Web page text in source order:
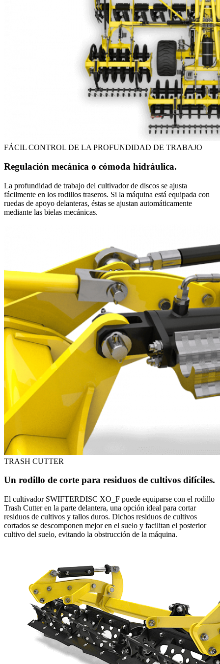
FÁCIL CONTROL DE LA PROFUNDIDAD DE TRABAJO
Regulación mecánica o cómoda hidráulica.
La profundidad de trabajo del cultivador de discos se ajusta
fácilmente en los rodillos traseros. Si la máquina está equipada con
ruedas de apoyo delanteras, éstas se ajustan automáticamente
mediante las bielas mecánicas.
TRASH CUTTER
Un rodillo de corte para residuos de cultivos difíciles.
El cultivador SWIFTERDISC XO_F puede equiparse con el rodillo
Trash Cutter en la parte delantera, una opción ideal para cortar
residuos de cultivos y tallos duros. Dichos residuos de cultivos
cortados se descomponen mejor en el suelo y facilitan el posterior
cultivo del suelo, evitando la obstrucción de la máquina.